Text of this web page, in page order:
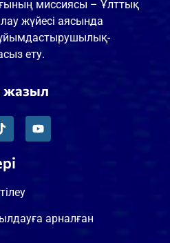
миссиясы – Ұлттық
жүйесі аясында
ұйымдастырушылық-
ету.
жазыл
арналған